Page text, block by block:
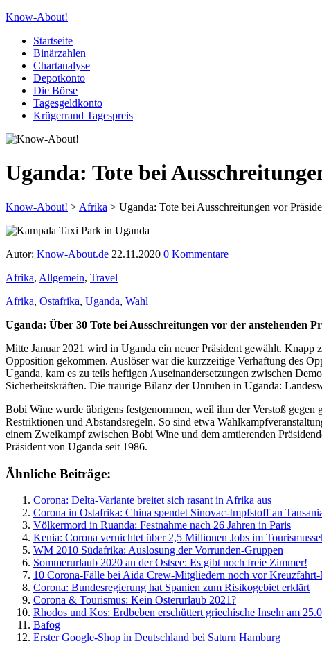
Know-About!
Startseite
Binärzahlen
Chartanalyse
Depotkonto
Die Börse
Tagesgeldkonto
Krügerrand Tagespreis
Uganda: Tote bei
Know-About! > Afrika > Uganda: Tote bei Ausschreitungen vor
Autor: Know-About.de 22.11.2020 0 Kommentare
Afrika, Allgemein, Travel
Afrika, Ostafrika, Uganda, Wahl
Uganda: Über 30 Tote bei Ausschreitungen vor der anstehenden
Mitte Januar 2021 wird in Uganda ein neuer Präsident gewählt. Knapp
Opposition gekommen. Auslöser war die kurzzeitige Verhaftung des
Uganda, kam es zu teils heftigen Auseinandersetzungen zwischen
Sicherheitskräften. Die traurige Bilanz der Unruhen in Uganda:
Bobi Wine wurde übrigens festgenommen, weil ihm der Verstoß
Restriktionen und Abstandsregeln. So sind etwa
einem Zweikampf zwischen Bobi Wine und dem amtierenden
Präsident von Uganda seit 1986.
Ähnliche Beiträge:
Corona: Delta-Variante breitet sich rasant in Afrika aus
Corona in Ostafrika: China spendet Sinovac-Impfstoff an
Völkermord in Ruanda: Festnahme nach 26 Jahren in Paris
Kenia: Corona vernichtet über 2,5 Millionen Jobs im
WM 2010 Südafrika: Auslosung der Vorrunden-Gruppen
Sommerurlaub 2020 an der Ostsee: Es gibt noch freie Zimmer!
10 Corona-Fälle bei Aida Crew-Mitgliedern noch vor Kreuzfahrt-
Corona: Bundesregierung hat Spanien zum Risikogebiet erklärt
Corona & Tourismus: Kein Osterurlaub 2021?
Rhodos und Kos: Erdbeben erschüttert griechische Inseln am
Bafög
Erster Google-Shop in Deutschland bei Saturn Hamburg